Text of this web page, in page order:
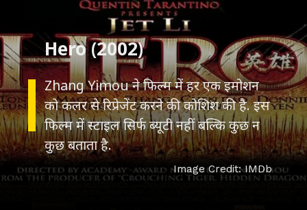
Zhang Yimou ने फिल्म में हर एक इमोशन
को कलर से रिप्रेजेंट करने की कोशिश की है. इस
फिल्म में स्टाइल सिर्फ ब्यूटी नहीं बल्कि कुछ न
कुछ बताता है.
Hero (2002)
Image Credit: IMDb